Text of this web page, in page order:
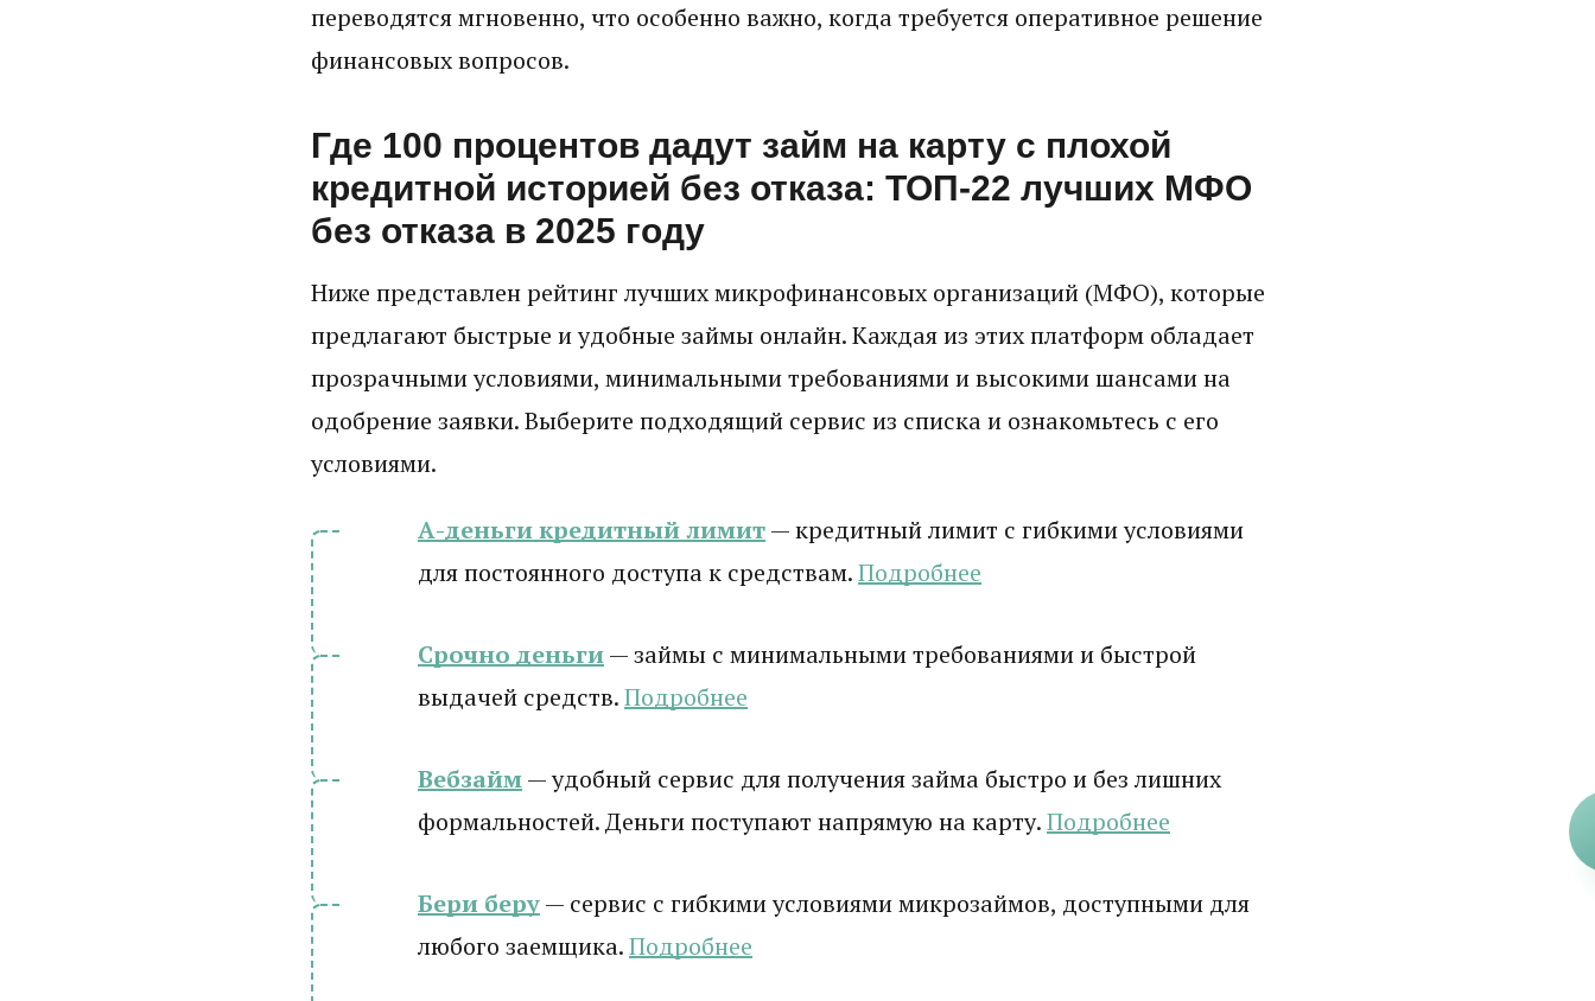
переводятся мгновенно, что особенно важно, когда требуется оперативное решение
финансовых вопросов.
Где 100 процентов дадут займ на карту с плохой
кредитной историей без отказа: ТОП-22 лучших МФО
без отказа в 2025 году
Ниже представлен рейтинг лучших микрофинансовых организаций (МФО), которые
предлагают быстрые и удобные займы онлайн. Каждая из этих платформ обладает
прозрачными условиями, минимальными требованиями и высокими шансами на
одобрение заявки. Выберите подходящий сервис из списка и ознакомьтесь с его
условиями.
А-деньги кредитный лимит— кредитный лимит с гибкими условиями
для постоянного доступа к средствам.Подробнее
Срочно деньги— займы с минимальными требованиями и быстрой
выдачей средств.Подробнее
Вебзайм— удобный сервис для получения займа быстро и без лишних
формальностей. Деньги поступают напрямую на карту.Подробнее
Бери беру— сервис с гибкими условиями микрозаймов, доступными для
любого заемщика.Подробнее